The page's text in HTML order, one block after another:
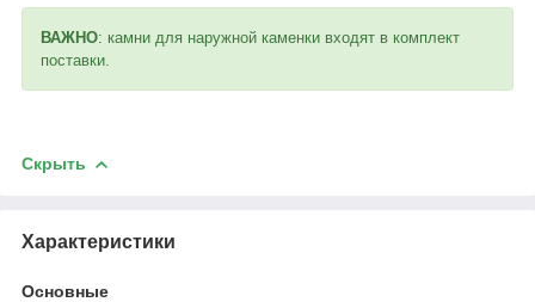
ВАЖНО: камни для наружной каменки входят в комплект
поставки.
Скрыть
Характеристики
Основные